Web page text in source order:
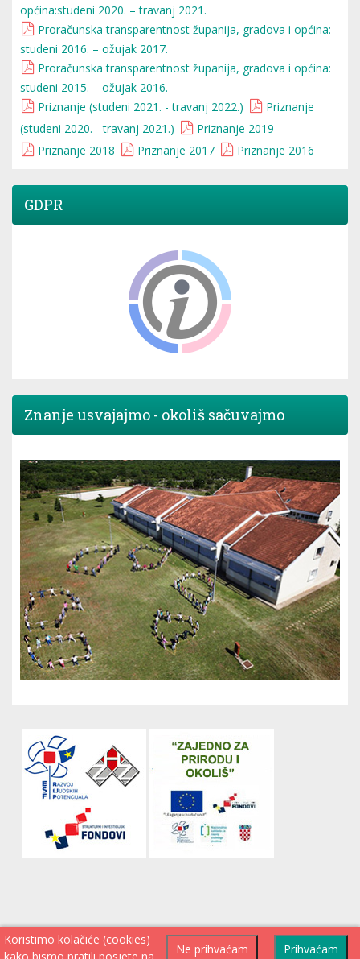
općina:studeni 2020. – travanj 2021.
Proračunska transparentnost županija, gradova i općina:
studeni 2016. – ožujak 2017.
Proračunska transparentnost županija, gradova i općina:
studeni 2015. – ožujak 2016.
Priznanje (studeni 2021. - travanj 2022.)
Priznanje
(studeni 2020. - travanj 2021.)
Priznanje 2019
Priznanje 2018
Priznanje 2017 Priznanje 2016
GDPR
Znanje usvajajmo - okoliš sačuvajmo
Prihvaćam
Ne prihvaćam
Koristimo kolačiće (cookies)